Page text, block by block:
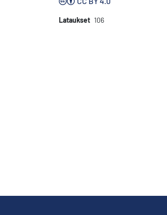
Lataukset 106